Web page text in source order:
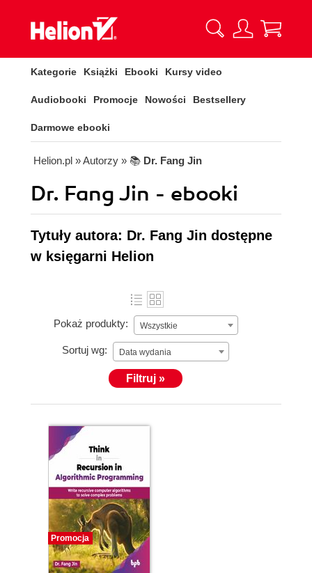
Kategorie Książki Ebooki Kursy video
Audiobooki Promocje Nowości Bestsellery
Darmowe ebooki
Helion.pl » Autorzy » 📚 Dr. Fang Jin
Dr. Fang Jin - ebooki
Tytuły autora: Dr. Fang Jin dostępne
w księgarni Helion
Pokaż produkty: Wszystkie
Sortuj wg: Data wydania
Filtruj »
Promocja